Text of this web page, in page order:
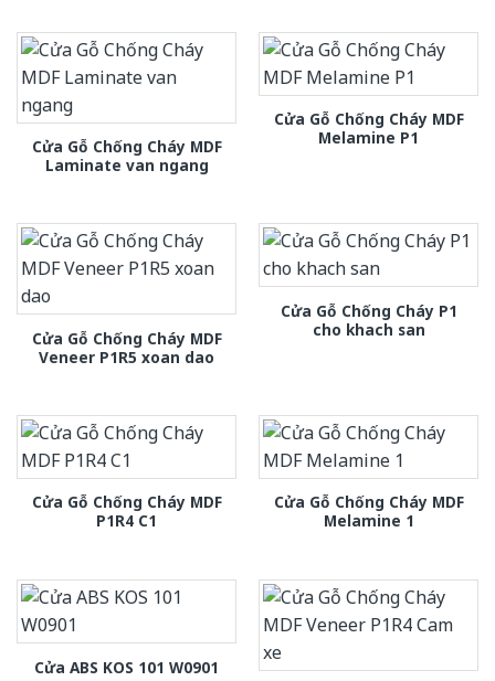
Cửa Gỗ Chống Cháy MDF
Laminate van ngang
Cửa Gỗ Chống Cháy MDF
Melamine P1
Cửa Gỗ Chống Cháy MDF
Veneer P1R5 xoan dao
Cửa Gỗ Chống Cháy P1
cho khach san
Cửa Gỗ Chống Cháy MDF
P1R4 C1
Cửa Gỗ Chống Cháy MDF
Melamine 1
Cửa ABS KOS 101 W0901